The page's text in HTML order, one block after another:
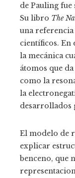
de Pauling fue
Su libro The
una referencia
científicos. En
la mecánica
átomos que
como la
la
desarrollados
El modelo de
explicar
benceno, que